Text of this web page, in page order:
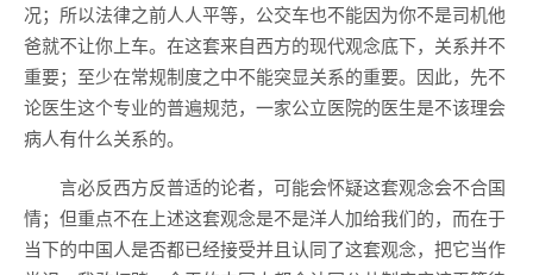
况；所以法律之前人人平等，公交车也不能因为你不是司机他
爸就不让你上车。在这套来自西方的现代观念底下，关系并不
重要；至少在常规制度之中不能突显关系的重要。因此，先不
论医生这个专业的普遍规范，一家公立医院的医生是不该理会
病人有什么关系的。
言必反西方反普适的论者，可能会怀疑这套观念会不合国
情；但重点不在上述这套观念是不是洋人加给我们的，而在于
当下的中国人是否都已经接受并且认同了这套观念，把它当作